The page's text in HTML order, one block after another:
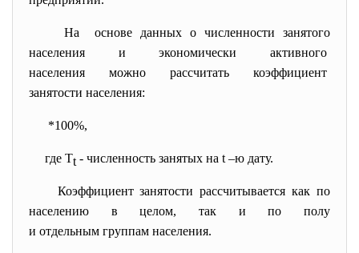
На основе данных о численности занятого
населения и экономически активного
населения можно рассчитать коэффициент
занятости населения:
*100%,
где Tt - численность занятых на t –ю дату.
Коэффициент занятости рассчитывается как по
населению в целом, так и по полу
и отдельным группам населения.